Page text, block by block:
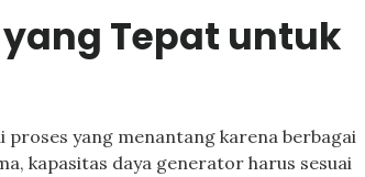
Tepat untuk
yang menantang karena berbagai
kapasitas daya generator harus sesuai